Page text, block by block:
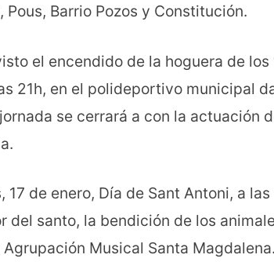
Pous, Barrio Pozos y Constitución.
el encendido de la hoguera de los
21h, en el polideportivo municipal
jornada se cerrará a con la actuación
17 de enero, Día de Sant Antoni, a las
del santo, la bendición de los
Musical Santa